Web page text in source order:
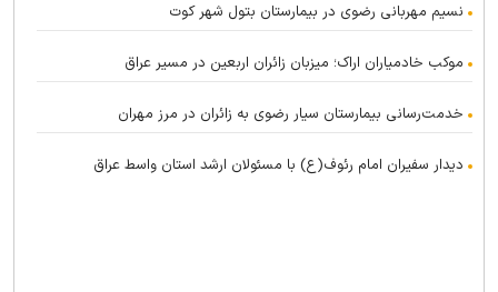
نسیم مهربانی رضوی در بیمارستان بتول شهر کوت
موکب خادمیاران اراک؛ میزبان زائران اربعین در مسیر عراق
خدمت‌رسانی بیمارستان سیار رضوی به زائران در مرز مهران
دیدار سفیران امام رئوف(ع) با مسئولان ارشد استان واسط عراق